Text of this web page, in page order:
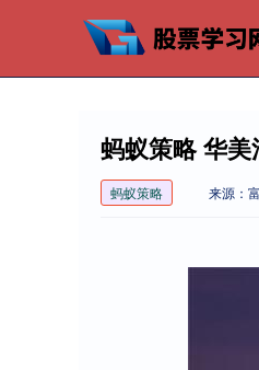
蚂蚁策略 华
蚂蚁策略 来源：